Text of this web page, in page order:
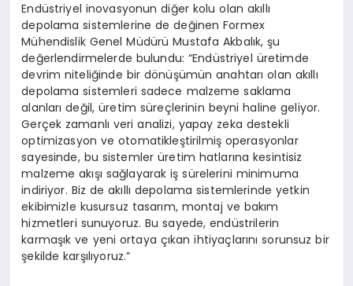
Endüstriyel inovasyonun diğer kolu olan akıllı
depolama sistemlerine de değinen Formex
Mühendislik Genel Müdürü Mustafa Akbalık, şu
değerlendirmelerde bulundu: “Endüstriyel üretimde
devrim niteliğinde bir dönüşümün anahtarı olan akıllı
depolama sistemleri sadece malzeme saklama
alanları değil, üretim süreçlerinin beyni haline geliyor.
Gerçek zamanlı veri analizi, yapay zeka destekli
optimizasyon ve otomatikleştirilmiş operasyonlar
sayesinde, bu sistemler üretim hatlarına kesintisiz
malzeme akışı sağlayarak iş sürelerini minimuma
indiriyor. Biz de akıllı depolama sistemlerinde yetkin
ekibimizle kusursuz tasarım, montaj ve bakım
hizmetleri sunuyoruz. Bu sayede, endüstrilerin
karmaşık ve yeni ortaya çıkan ihtiyaçlarını sorunsuz bir
şekilde karşılıyoruz.”